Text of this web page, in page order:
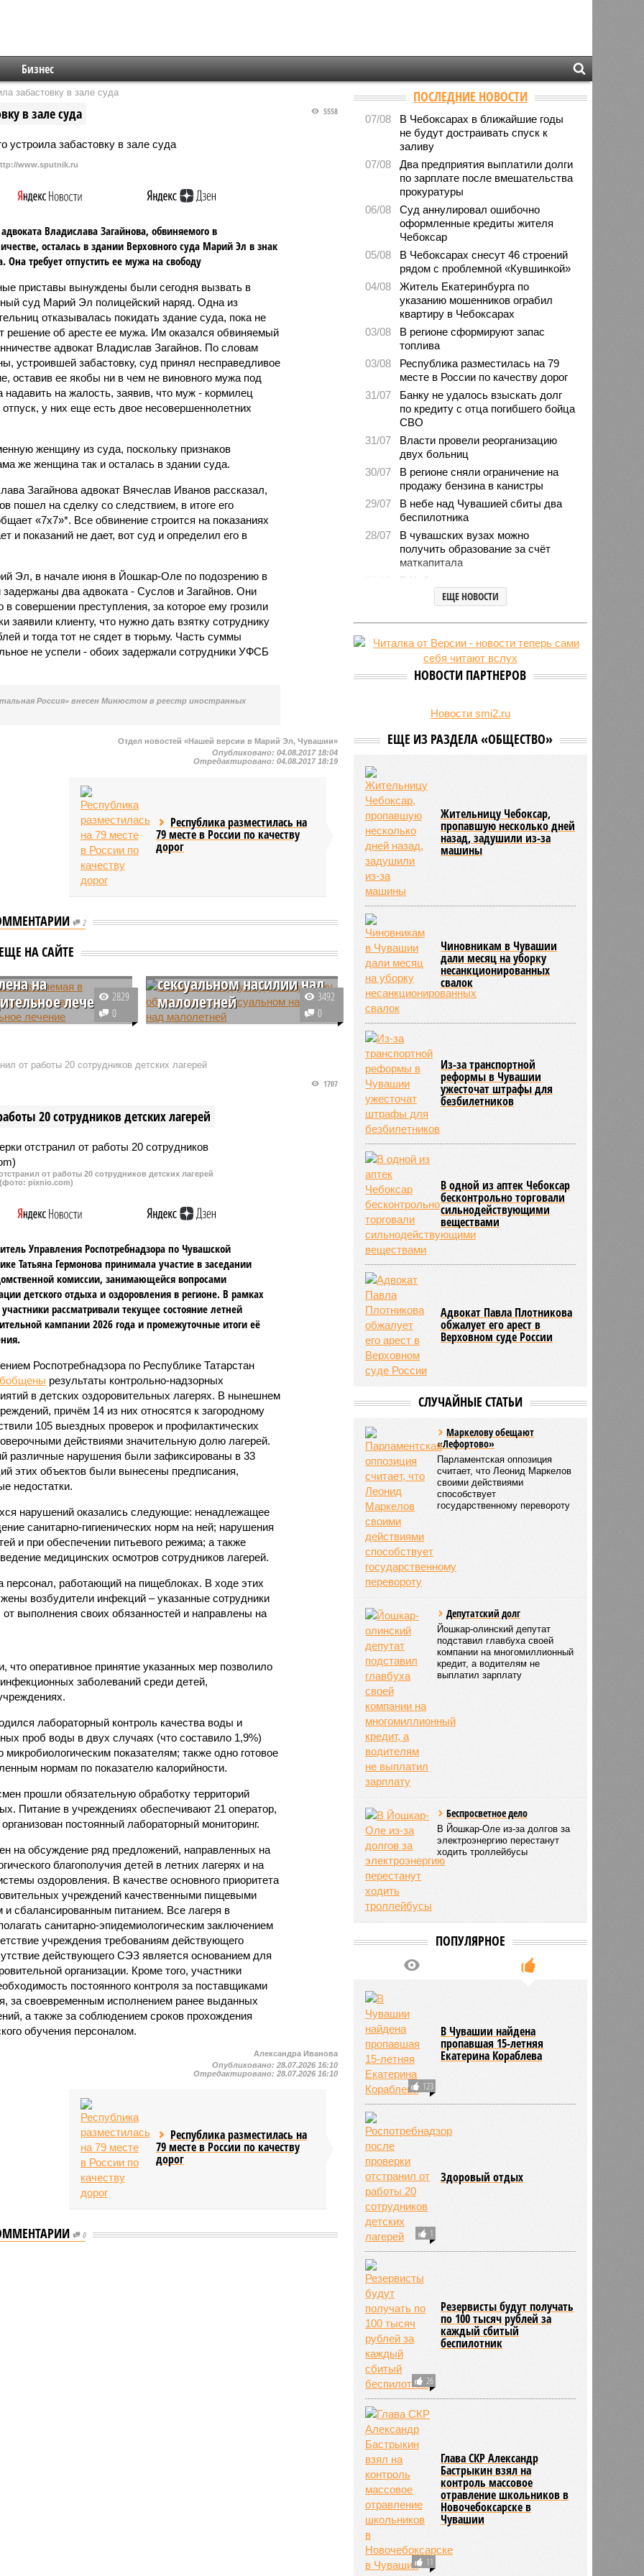
Бизнес
забастовку в зале суда
в зале суда 5558
www.sputnik.ru
Владислава Загайнова, обвиняемого в
осталась в здании Верховного суда Марий Эл в знак
Она требует отпустить ее мужа на свободу
приставы вынуждены были сегодня вызвать в
суд Марий Эл полицейский наряд. Одна из
отказывалась покидать здание суда, пока не
решение об аресте ее мужа. Им оказался обвиняемый
адвокат Владислав Загайнов. По словам
устроившей забастовку, суд принял несправедливое
оставив ее якобы ни в чем не виновного мужа под
на жалость, заявив, что муж - кормилец
у них еще есть двое несовершеннолетних
женщину из суда, поскольку признаков
же женщина так и осталась в здании суда.
Загайнова адвокат Вячеслав Иванов рассказал,
пошел на сделку со следствием, в итоге его
«7х7»*. Все обвинение строится на показаниях
и показаний не дает, вот суд и определил его в
Эл, в начале июня в Йошкар-Оле по подозрению в
два адвоката - Суслов и Загайнов. Они
совершении преступления, за которое ему грозили
клиенту, что нужно дать взятку сотруднику
и тогда тот не сядет в тюрьму. Часть суммы
не успели - обоих задержали сотрудники УФСБ
Россия» внесен Минюстом в реестр иностранных
Отдел новостей «Нашей версии в Марий Эл, Чувашии»
Опубликовано:04.08.2017 18:04
Отредактировано:04.08.2017 18:19
Республика разместилась на
79 месте в России по качеству
дорог
2
ЕЩЕ НА САЙТЕ
Эл обвиняемая
на
лечение
суд признал
республики, которая
также к применению
и
одной из
2829
0
В Марий Эл будут судить
сексуальном насилии над
малолетней
Пенсионер из Марий Эл дважды
летней внучки своей
свободы.
3492
0
от работы 20 сотрудников детских лагерей
20 сотрудников детских лагерей
1707
от работы 20 сотрудников детских лагерей
(фото: pixnio.com)
Управления Роспотребнадзора по Чувашской
Татьяна Гермонова принимала участие в заседании
комиссии, занимающейся вопросами
детского отдыха и оздоровления в регионе. В рамках
рассматривали текущее состояние летней
кампании 2026 года и промежуточные итоги её
Роспотребнадзора по Республике Татарстан
результаты контрольно-надзорных
в детских оздоровительных лагерях. В нынешнем
причём 14 из них относятся к загородному
105 выездных проверок и профилактических
действиями значительную долю лагерей.
различные нарушения были зафиксированы в 33
этих объектов были вынесены предписания,
недостатки.
нарушений оказались следующие: ненадлежащее
санитарно-гигиенических норм на ней; нарушения
и при обеспечении питьевого режима; а также
медицинских осмотров сотрудников лагерей.
работающий на пищеблоках. В ходе этих
возбудители инфекций – указанные сотрудники
выполнения своих обязанностей и направлены на
что оперативное принятие указанных мер позволило
заболеваний среди детей,
лабораторный контроль качества воды и
проб воды в двух случаях (что составило 1,9%)
показателям; также одно готовое
нормам по показателю калорийности.
прошли обязательную обработку территорий
Питание в учреждениях обеспечивают 21 оператор,
постоянный лабораторный мониторинг.
на обсуждение ряд предложений, направленных на
благополучия детей в летних лагерях и на
оздоровления. В качестве основного приоритета
учреждений качественными пищевыми
сбалансированным питанием. Все лагеря в
санитарно-эпидемиологическим заключением
учреждения требованиям действующего
действующего СЭЗ является основанием для
организации. Кроме того, участники
постоянного контроля за поставщиками
за своевременным исполнением ранее выданных
а также за соблюдением сроков прохождения
обучения персоналом.
Александра Иванова
Опубликовано:28.07.2026 16:10
Отредактировано:28.07.2026 16:10
Республика разместилась на
79 месте в России по качеству
дорог
0
ПОСЛЕДНИЕ НОВОСТИ
07/08
В Чебоксарах в ближайшие годы
не будут достраивать спуск к
заливу
07/08
Два предприятия выплатили долги
по зарплате после вмешательства
прокуратуры
06/08
Суд аннулировал ошибочно
оформленные кредиты жителя
Чебоксар
05/08
В Чебоксарах снесут 46 строений
рядом с проблемной «Кувшинкой»
04/08
Житель Екатеринбурга по
указанию мошенников ограбил
квартиру в Чебоксарах
03/08
В регионе сформируют запас
топлива
03/08
Республика разместилась на 79
месте в России по качеству дорог
31/07
Банку не удалось взыскать долг
по кредиту с отца погибшего бойца
СВО
31/07
Власти провели реорганизацию
двух больниц
30/07
В регионе сняли ограничение на
продажу бензина в канистры
29/07
В небе над Чувашией сбиты два
беспилотника
28/07
В чувашских вузах можно
получить образование за счёт
маткапитала
В Чебоксарах началась проверка
готовности школ и детсадов к
новому учебному году
27/07
Чувашские врачи выходили
младенца массой 745 граммов
Чувашские аграрии начали уборку
урожая
ЕЩЕ НОВОСТИ
НОВОСТИ ПАРТНЕРОВ
Новости smi2.ru
ЕЩЕ ИЗ РАЗДЕЛА «ОБЩЕСТВО»
Жительницу Чебоксар,
пропавшую несколько дней
назад, задушили из-за
машины
Чиновникам в Чувашии
дали месяц на уборку
несанкционированных
свалок
Из-за транспортной
реформы в Чувашии
ужесточат штрафы для
безбилетников
В одной из аптек Чебоксар
бесконтрольно торговали
сильнодействующими
веществами
Адвокат Павла Плотникова
обжалует его арест в
Верховном суде России
СЛУЧАЙНЫЕ СТАТЬИ
Маркелову обещают
«Лефортово»
Парламентская оппозиция
считает, что Леонид Маркелов
своими действиями
способствует
государственному перевороту
Депутатский долг
Йошкар-олинский депутат
подставил главбуха своей
компании на многомиллионный
кредит, а водителям не
выплатил зарплату
Беспросветное дело
В Йошкар-Оле из-за долгов за
электроэнергию перестанут
ходить троллейбусы
ПОПУЛЯРНОЕ
123
В Чувашии найдена
пропавшая 15-летняя
Екатерина Кораблева
1
Здоровый отдых
26
Резервисты будут получать
по 100 тысяч рублей за
каждый сбитый
беспилотник
11
Глава СКР Александр
Бастрыкин взял на
контроль массовое
отравление школьников в
Новочебоксарске в
Чувашии